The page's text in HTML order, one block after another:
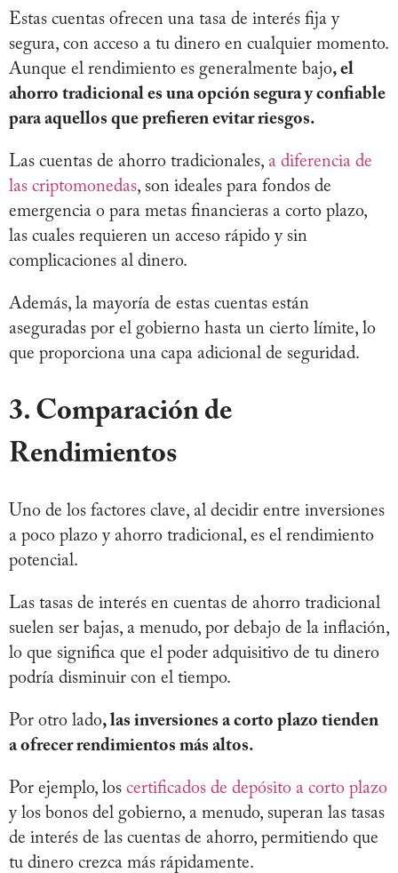
Estas cuentas ofrecen una tasa de interés fija y
segura, con acceso a tu dinero en cualquier momento.
Aunque el rendimiento es generalmente bajo, el
ahorro tradicional es una opción segura y confiable
para aquellos que prefieren evitar riesgos.
Las cuentas de ahorro tradicionales, a diferencia de
las criptomonedas, son ideales para fondos de
emergencia o para metas financieras a corto plazo,
las cuales requieren un acceso rápido y sin
complicaciones al dinero.
Además, la mayoría de estas cuentas están
aseguradas por el gobierno hasta un cierto límite, lo
que proporciona una capa adicional de seguridad.
3. Comparación de
Rendimientos
Uno de los factores clave, al decidir entre inversiones
a poco plazo y ahorro tradicional, es el rendimiento
potencial.
Las tasas de interés en cuentas de ahorro tradicional
suelen ser bajas, a menudo, por debajo de la inflación,
lo que significa que el poder adquisitivo de tu dinero
podría disminuir con el tiempo.
Por otro lado, las inversiones a corto plazo tienden
a ofrecer rendimientos más altos.
Por ejemplo, los certificados de depósito a corto plazo
y los bonos del gobierno, a menudo, superan las tasas
de interés de las cuentas de ahorro, permitiendo que
tu dinero crezca más rápidamente.